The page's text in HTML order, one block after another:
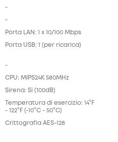
-
-
Porta LAN: 1 x 10/100 Mbps
Porta USB: 1 (per ricarica)
-
CPU: MIPS24K 580MHz
Sirena: Sì (100dB)
Temperatura di esercizio: 14°F
- 122°F (-10°C - 50°C)
Crittografia AES-128